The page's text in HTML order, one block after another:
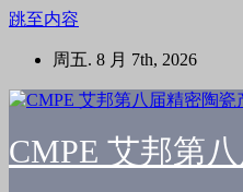
跳至内容
周五. 8 月 7th, 2026
CMPE 艾邦第